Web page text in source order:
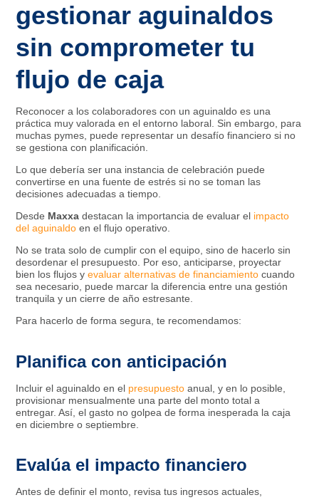
gestionar aguinaldos
sin comprometer tu
flujo de caja
Reconocer a los colaboradores con un aguinaldo es una
práctica muy valorada en el entorno laboral. Sin embargo, para
muchas pymes, puede representar un desafío financiero si no
se gestiona con planificación.
Lo que debería ser una instancia de celebración puede
convertirse en una fuente de estrés si no se toman las
decisiones adecuadas a tiempo.
Desde Maxxa destacan la importancia de evaluar el impacto
del aguinaldo en el flujo operativo.
No se trata solo de cumplir con el equipo, sino de hacerlo sin
desordenar el presupuesto. Por eso, anticiparse, proyectar
bien los flujos y evaluar alternativas de financiamiento cuando
sea necesario, puede marcar la diferencia entre una gestión
tranquila y un cierre de año estresante.
Para hacerlo de forma segura, te recomendamos:
Planifica con anticipación
Incluir el aguinaldo en el presupuesto anual, y en lo posible,
provisionar mensualmente una parte del monto total a
entregar. Así, el gasto no golpea de forma inesperada la caja
en diciembre o septiembre.
Evalúa el impacto financiero
Antes de definir el monto, revisa tus ingresos actuales,